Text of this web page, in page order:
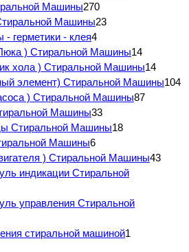
Машины270
Машины23
герметики - клея4
) Стиральной Машины14
хола ) Стиральной Машины14
элемент) Стиральной Машины104
) Стиральной Машины87
Машины33
Стиральной Машины18
Машины6
) Стиральной Машины43
индикации Стиральной
управления Стиральной
стиральной машиной1